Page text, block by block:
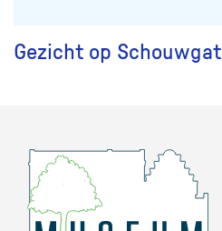
Gezicht op Schouwgat